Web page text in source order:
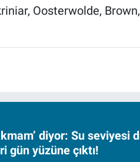
Oosterwolde,
diyor: Su seviyesi
gün yüzüne çıktı!